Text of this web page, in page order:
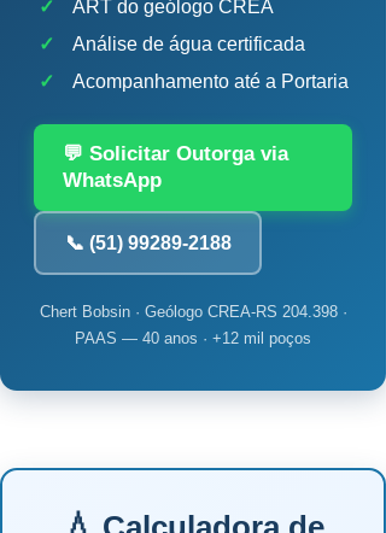
✓
ART do geólogo CREA
✓
Análise de água certificada
✓
Acompanhamento até a Portaria
💬 Solicitar Outorga via
WhatsApp
📞 (51) 99289-2188
Chert Bobsin · Geólogo CREA-RS 204.398 ·
PAAS — 40 anos · +12 mil poços